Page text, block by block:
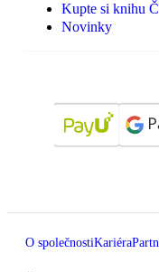
Kupte si knihu
Novinky
O společnostiKariéra